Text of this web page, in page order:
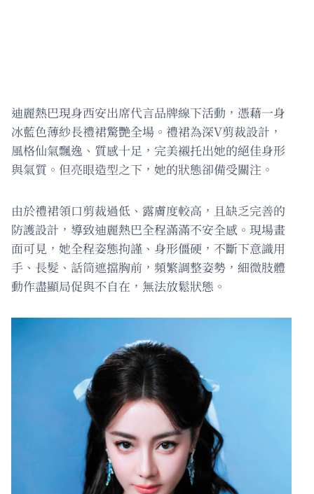
迪麗熱巴現身西安出席代言品牌線下活動，憑藉一身
冰藍色薄紗長禮裙驚艷全場。禮裙為深V剪裁設計，
風格仙氣飄逸、質感十足，完美襯托出她的絕佳身形
與氣質。但亮眼造型之下，她的狀態卻備受關注。
由於禮裙領口剪裁過低、露膚度較高，且缺乏完善的
防護設計，導致迪麗熱巴全程滿滿不安全感。現場畫
面可見，她全程姿態拘謹、身形僵硬，不斷下意識用
手、長髮、話筒遮擋胸前，頻繁調整姿勢，細微肢體
動作盡顯局促與不自在，無法放鬆狀態。